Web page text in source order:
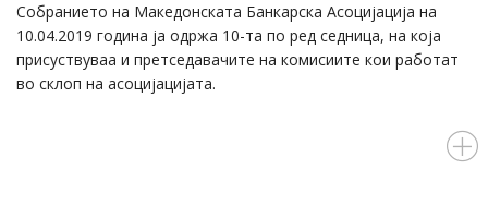
Собранието на Македонската Банкарска Асоцијација на
10.04.2019 година ја одржа 10-та по ред седница, на која
присуствуваа и претседавачите на комисиите кои работат
во склоп на асоцијацијата.